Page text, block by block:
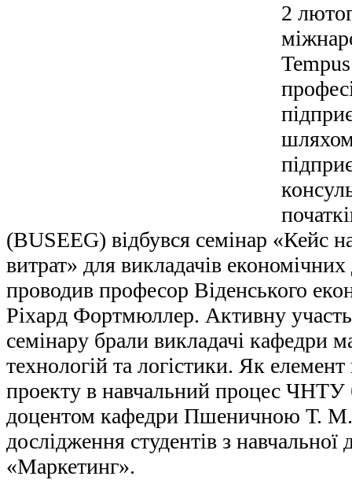
2
(BUSEEG) відбувся семінар «Кейс
витрат» для викладачів
проводив професор Віденського
Ріхард Фортмюллер. Активну участь
семінару брали викладачі кафедри
технологій та логістики. Як
проекту в навчальний процес ЧНТУ
доцентом кафедри Пшеничною Т. М.
дослідження студентів з навчальної
«Маркетинг».